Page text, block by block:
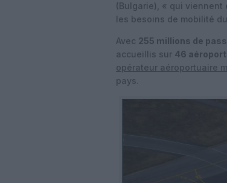
(Bulgarie), « qui
les besoins de mobilité
Avec 255 millions de
accueillis sur 46
opérateur aéroportuaire
pays.